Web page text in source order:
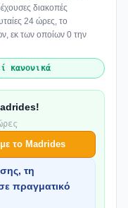
διακοπές
24 ώρες, το
εκ των οποίων 0 την
κανονικά
το Madrides
τη
πραγματικό